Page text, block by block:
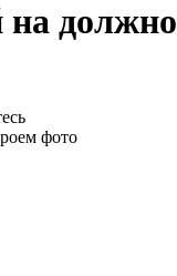
на
фото